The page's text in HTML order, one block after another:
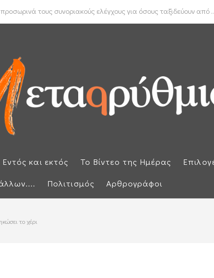
τους συνοριακούς ελέγχους για όσους ταξιδεύουν από
απέρριψε αιτήσεις για να ανασυρθεί από το αρχείο η ...
Εντός και εκτός Το Βίντεο της Ημέρας
Πολιτισμός Αρθρογράφοι
το χέρι